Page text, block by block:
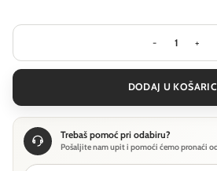
Visilica
DODAJ U
Trebaš pomoć pri odabiru?
Pošaljite nam upit i pomoći ćemo pronaći